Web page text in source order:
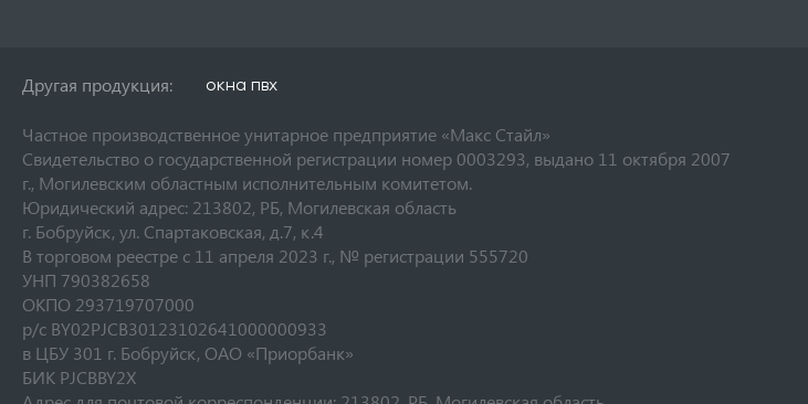
Другая продукция: окна пвх
Частное производственное унитарное предприятие «Макс Стайл»
Свидетельство о государственной регистрации номер 0003293, выдано 11 октября 2007
г., Могилевским областным исполнительным комитетом.
Юридический адрес: 213802, РБ, Могилевская область
г. Бобруйск, ул. Спартаковская, д.7, к.4
В торговом реестре с 11 апреля 2023 г., № регистрации 555720
УНП 790382658
ОКПО 293719707000
р/с ВY02РJCB30123102641000000933
в ЦБУ 301 г. Бобруйск, ОАО «Приорбанк»
БИК РJCBBY2Х